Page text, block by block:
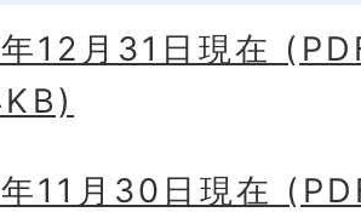
12月31日現在
11月30日現在